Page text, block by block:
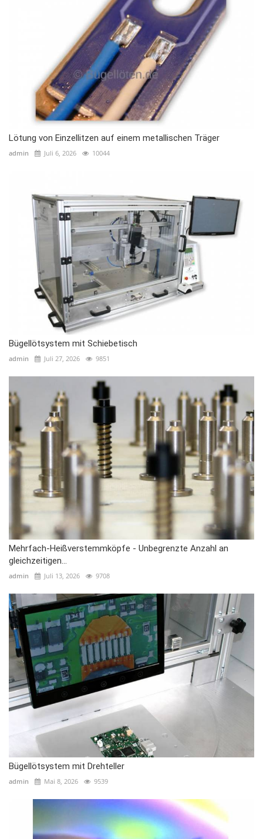
Lötung von Einzellitzen auf einem metallischen Träger
admin Juli 6, 2026 10044
Bügellötsystem mit Schiebetisch
admin Juli 27, 2026 9851
Mehrfach-Heißverstemmköpfe - Unbegrenzte Anzahl an
gleichzeitigen...
admin Juli 13, 2026 9708
Bügellötsystem mit Drehteller
admin Mai 8, 2026 9539